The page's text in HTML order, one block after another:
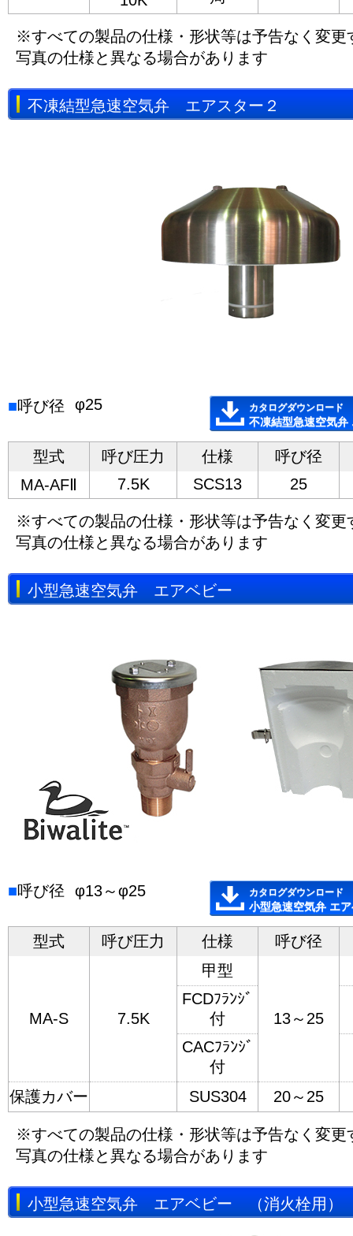
※すべての製品の仕様・形状等は予告なく変更
写真の仕様と異なる場合があります
不凍結型急速空気弁 エアスター２
■呼び径 φ25 カタログダウンロード
不凍結型急速空気弁
型式 呼び圧力 仕様 呼び径
MA-AFⅡ
7.5K SCS13 25
※すべての製品の仕様・形状等は予告なく変更
写真の仕様と異なる場合があります
小型急速空気弁 エアベビー
■呼び径 φ13～φ25 カタログダウンロード
小型急速空気弁 エ
型式 呼び圧力 仕様 呼び径
MA-S 7.5K
甲型
13～25
FCDﾌﾗﾝｼﾞ
付
CACﾌﾗﾝｼﾞ
付
保護カバー
SUS304 20～25
※すべての製品の仕様・形状等は予告なく変更
写真の仕様と異なる場合があります
小型急速空気弁 エアベビー （消火栓用）